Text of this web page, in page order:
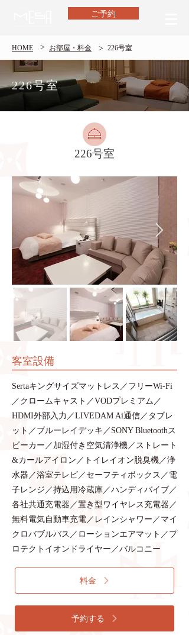
ご予約
HOME > ​お部屋・料金 > 226号室
226号室
226号室
​客室設備
Sertaキングサイズマットレス／フリーWi-Fi
／クロームキャスト／VODプレミアム／
HDMI外部入力／LIVEDAM Ai通信／タブレ
ット／ブルーレイデッキ／SONY Bluetoothス
ピーカー／加湿付き空気清浄機／ストレート
&カールアイロン／トイレイオン脱臭機／浄
水器／浴室テレビ／セーフティボックス／電
子レンジ／持込用冷蔵庫／ハンディバイブ／
各社共通充電器／置き型ワイヤレス充電器／
無料電気自動車充電／レインシャワー／マイ
クロバブルバス／ローションエアマット／プ
ロテクトイオンドライヤー／バルコニー
料金
予約する